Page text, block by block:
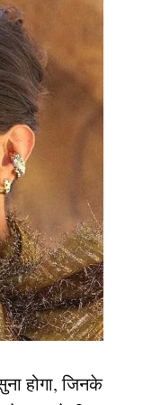
और
उन्होंने
के सोलन में
का
2025 को
शादी में उनके
होगा, जिनके